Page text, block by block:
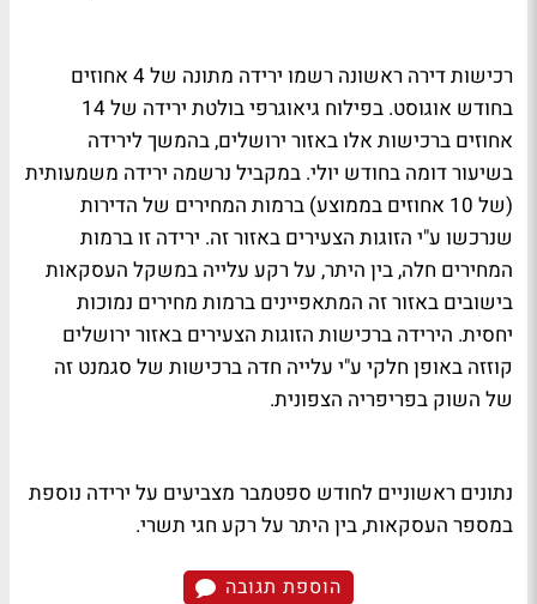
רכישות דירה ראשונה רשמו ירידה מתונה של 4 אחוזים
בחודש אוגוסט. בפילוח גיאוגרפי בולטת ירידה של 14
אחוזים ברכישות אלו באזור ירושלים, בהמשך לירידה
בשיעור דומה בחודש יולי. במקביל נרשמה ירידה משמעותית
(של 10 אחוזים בממוצע) ברמות המחירים של הדירות
שנרכשו ע"י הזוגות הצעירים באזור זה. ירידה זו ברמות
המחירים חלה, בין היתר, על רקע עלייה במשקל העסקאות
בישובים באזור זה המתאפיינים ברמות מחירים נמוכות
יחסית. הירידה ברכישות הזוגות הצעירים באזור ירושלים
קוזזה באופן חלקי ע"י עלייה חדה ברכישות של סגמנט זה
של השוק בפריפריה הצפונית.
נתונים ראשוניים לחודש ספטמבר מצביעים על ירידה נוספת
במספר העסקאות, בין היתר על רקע חגי תשרי.
הוספת תגובה